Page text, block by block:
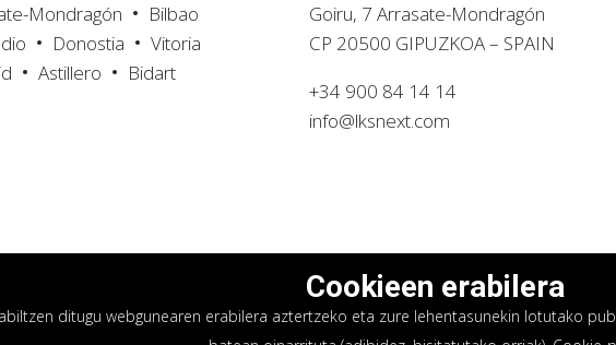
Mondragón
Bilbao
Donostia
Vitoria
Astillero Bidart
Goiru, 7 Arrasate-Mondragón
CP 20500 GIPUZKOA – SPAIN
+34 900 84 14 14
info@lksnext.com
Cookieen erabilera
ditugu webgunearen erabilera aztertzeko eta zure lehentasunekin lotutako